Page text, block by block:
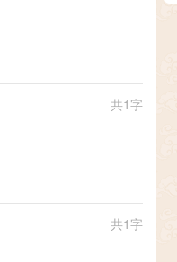
共1字
共1字